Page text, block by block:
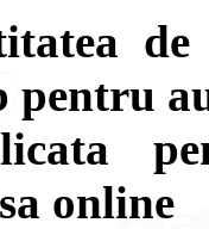
pentru
online